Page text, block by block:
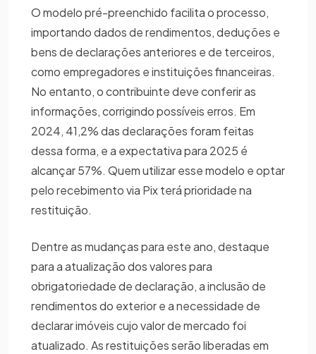
O modelo pré-preenchido facilita o processo,
importando dados de rendimentos, deduções e
bens de declarações anteriores e de terceiros,
como empregadores e instituições financeiras.
No entanto, o contribuinte deve conferir as
informações, corrigindo possíveis erros. Em
2024, 41,2% das declarações foram feitas
dessa forma, e a expectativa para 2025 é
alcançar 57%. Quem utilizar esse modelo e optar
pelo recebimento via Pix terá prioridade na
restituição.
Dentre as mudanças para este ano, destaque
para a atualização dos valores para
obrigatoriedade de declaração, a inclusão de
rendimentos do exterior e a necessidade de
declarar imóveis cujo valor de mercado foi
atualizado. As restituições serão liberadas em